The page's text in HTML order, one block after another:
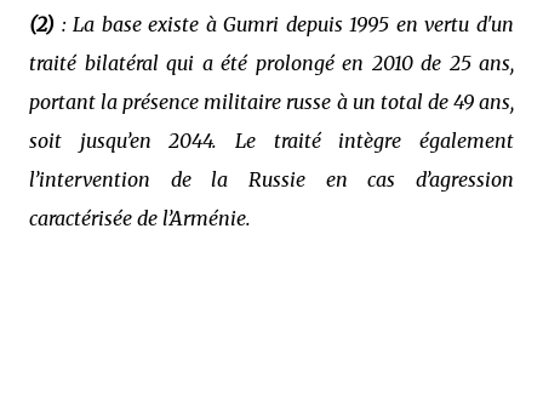
(2) : La base existe à Gumri depuis 1995 en vertu d'un
traité bilatéral qui a été prolongé en 2010 de 25 ans,
portant la présence militaire russe à un total de 49 ans,
soit jusqu’en 2044. Le traité intègre également
l’intervention de la Russie en cas d’agression
caractérisée de l’Arménie.